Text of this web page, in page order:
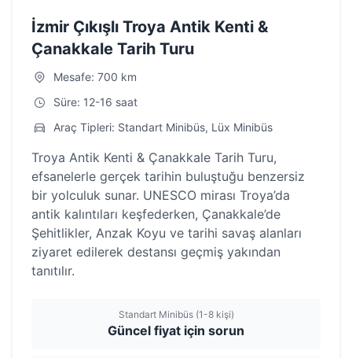
İzmir Çıkışlı Troya Antik Kenti &
Çanakkale Tarih Turu
Mesafe: 700 km
Süre: 12-16 saat
Araç Tipleri: Standart Minibüs, Lüx Minibüs
Troya Antik Kenti & Çanakkale Tarih Turu,
efsanelerle gerçek tarihin buluştuğu benzersiz
bir yolculuk sunar. UNESCO mirası Troya’da
antik kalıntıları keşfederken, Çanakkale’de
Şehitlikler, Anzak Koyu ve tarihi savaş alanları
ziyaret edilerek destansı geçmiş yakından
tanıtılır.
Standart Minibüs (1-8 kişi)
Güncel fiyat için sorun